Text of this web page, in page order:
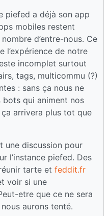
piefed a déjà son app
mobiles restent
d’entre-nous. Ce
l’expérience de notre
incomplet surtout
tags, multicommu (?)
: sans ça nous ne
bots qui animent nos
arrivera plus tot que
une discussion pour
l’instance piefed. Des
tarte et feddit.fr
voir si une
etre que ce ne sera
aurons tenté.